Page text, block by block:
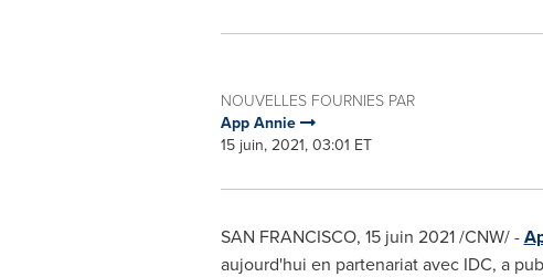
NOUVELLES FOURNIES PAR
App Annie
15 juin, 2021, 03:01 ET
SAN FRANCISCO, 15 juin 2021 /CNW/ -
aujourd'hui en partenariat avec IDC, a